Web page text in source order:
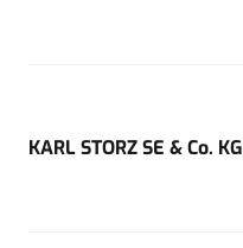
KARL STORZ SE & Co. KG